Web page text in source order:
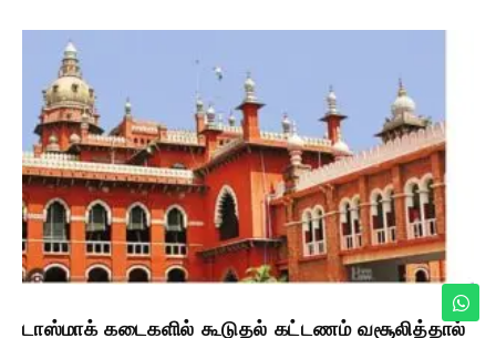
டாஸ்மாக் கடைகளில் கூடுதல் கட்டணம் வசூலித்தால்